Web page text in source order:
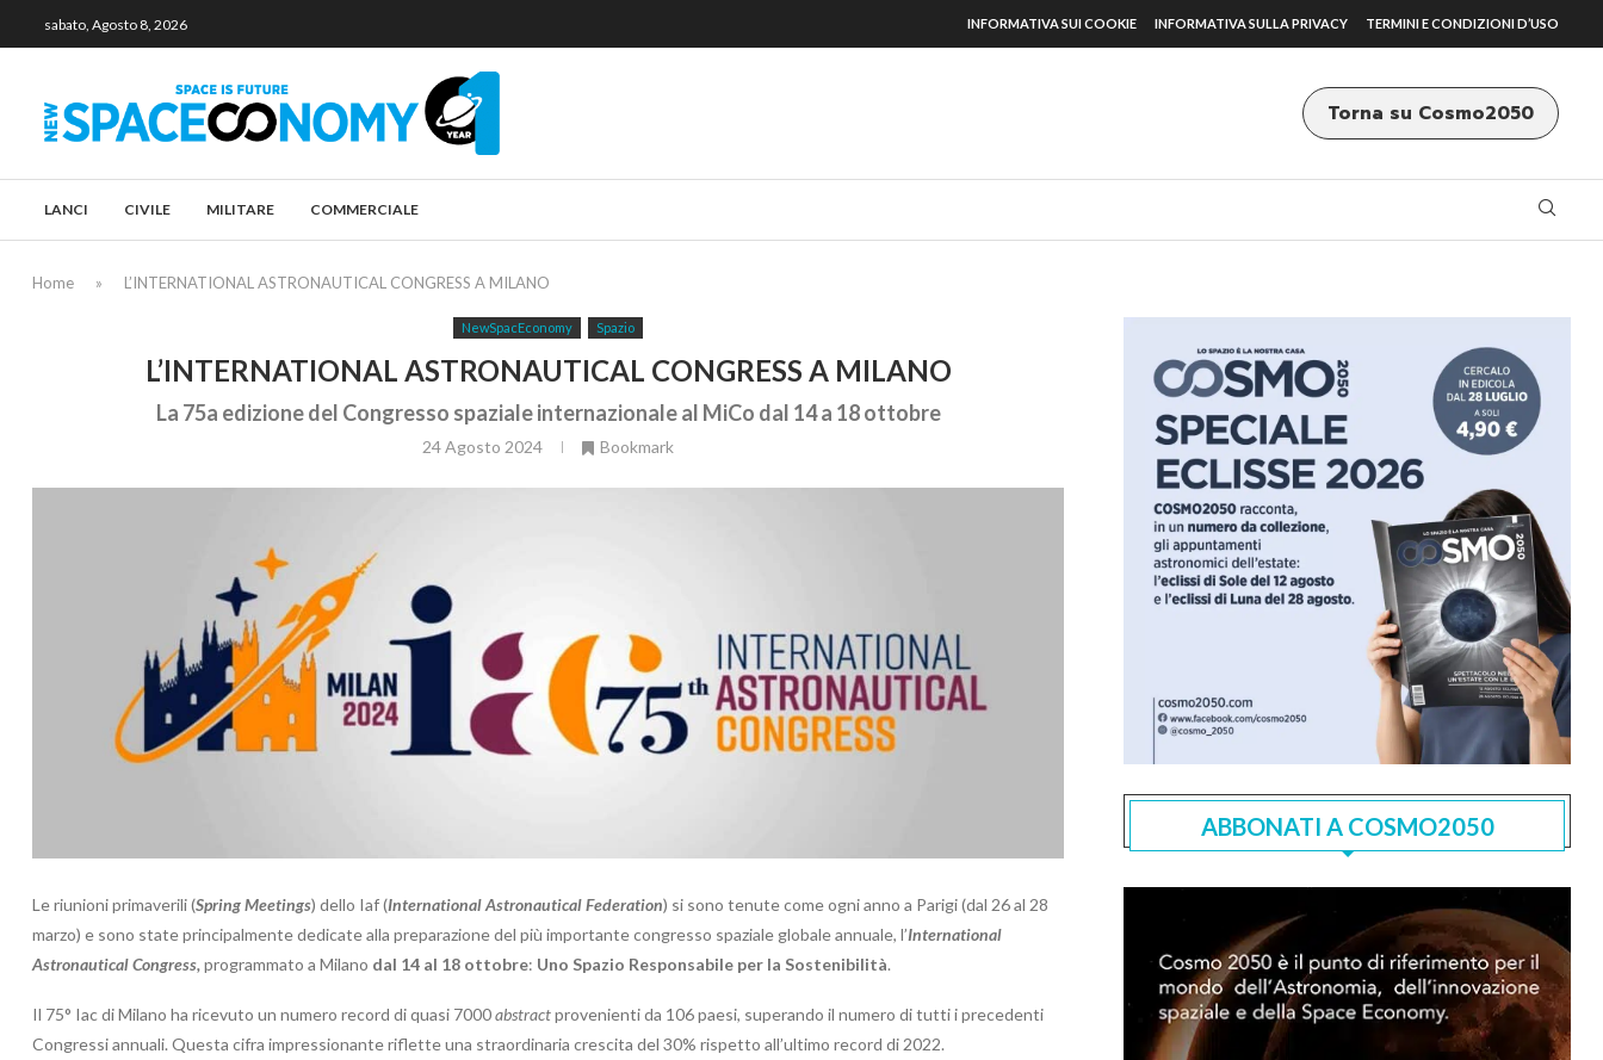
sabato, Agosto 8, 2026 INFORMATIVA SUI COOKIE INFORMATIVA SULLA PRIVACY TERMINI E CONDIZIONI D’USO
Torna su Cosmo2050
LANCI CIVILE MILITARE COMMERCIALE
Home » L’INTERNATIONAL ASTRONAUTICAL CONGRESS A MILANO
NewSpacEconomy Spazio
L’INTERNATIONAL ASTRONAUTICAL CONGRESS A MILANO
La 75a edizione del Congresso spaziale internazionale al MiCo dal 14 a 18 ottobre
24 Agosto 2024 Bookmark
Le riunioni primaverili (Spring Meetings) dello Iaf (International Astronautical Federation) si sono tenute come ogni anno a Parigi (dal 26 al 28
marzo) e sono state principalmente dedicate alla preparazione del più importante congresso spaziale globale annuale, l’International
Astronautical Congress, programmato a Milano dal 14 al 18 ottobre: Uno Spazio Responsabile per la Sostenibilità.
Il 75° Iac di Milano ha ricevuto un numero record di quasi 7000abstractprovenienti da 106 paesi, superando il numero di tutti i precedenti
Congressi annuali. Questa cifra impressionante riflette una straordinaria crescita del 30% rispetto all’ultimo record di 2022.
ABBONATI A COSMO2050